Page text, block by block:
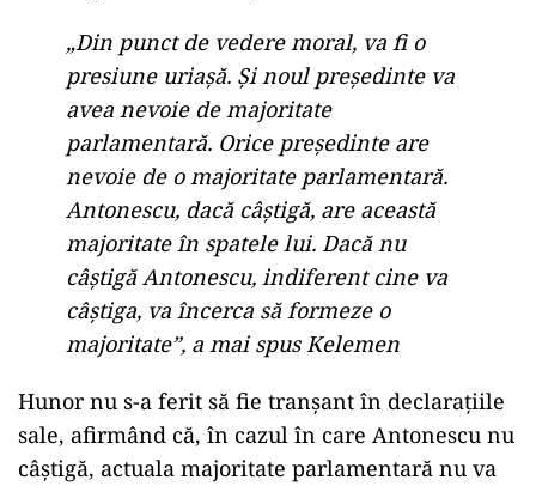
„Din punct de vedere moral, va fi o
presiune uriașă. Și noul președinte va
avea nevoie de majoritate
parlamentară. Orice președinte are
nevoie de o majoritate parlamentară.
Antonescu, dacă câștigă, are această
majoritate în spatele lui. Dacă nu
câștigă Antonescu, indiferent cine va
câștiga, va încerca să formeze o
majoritate”, a mai spus Kelemen
Hunor nu s-a ferit să fie tranșant în declarațiile
sale, afirmând că, în cazul în care Antonescu nu
câștigă, actuala majoritate parlamentară nu va